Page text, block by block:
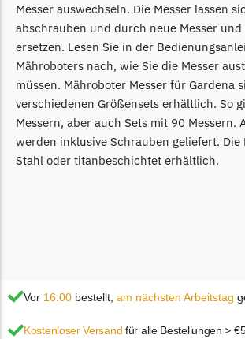
Messer auswechseln. Die Messer lassen
abschrauben und durch neue Messer und
ersetzen. Lesen Sie in der
Mähroboters nach, wie Sie die Messer
müssen. Mähroboter Messer für Gardena
verschiedenen Größensets erhältlich. So
Messern, aber auch Sets mit 90 Messern.
werden inklusive Schrauben geliefert. Die
Stahl oder titanbeschichtet erhältlich.
Vor 16:00 bestellt, am nächsten Arbeitstag
Kostenloser Versand für alle Bestellungen >